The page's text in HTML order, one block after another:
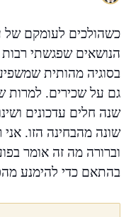
כשהולכים לעומקם של
הנושאים שפגשתי
בסוגיה מהותית
גם על שכירים. למרות
שונה מהבחינה הזו.
וברורה מה זה אומר
בהתאם כדי להימנע